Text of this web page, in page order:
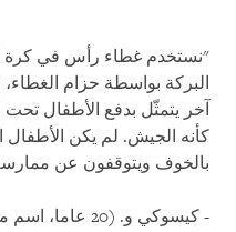
"نستخدم غطاء رأس في كرة
البركة بواسطة حزام
آخر يتمثّل بدفع الأطفال
كأنه الجيش. لم يكن
بالخوف ويتوقفون عن
- كيسوكي و.